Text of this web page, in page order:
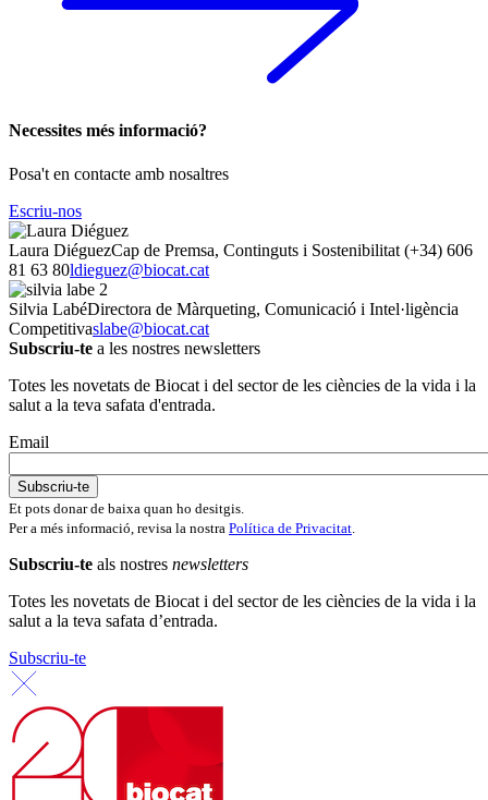
Necessites més informació?
Posa't en contacte amb nosaltres
Escriu-nos
Laura DiéguezCap de Premsa, Continguts i Sostenibilitat (+34) 606
81 63 80ldieguez@biocat.cat
Silvia LabéDirectora de Màrqueting, Comunicació i Intel·ligència
Competitivaslabe@biocat.cat
Subscriu-te a les nostres newsletters
Totes les novetats de Biocat i del sector de les ciències de la vida i la
salut a la teva safata d'entrada.
Email
Et pots donar de baixa quan ho desitgis.
Per a més informació, revisa la nostra Política de Privacitat
Subscriu-te als nostres newsletters
Totes les novetats de Biocat i del sector de les ciències de la vida i la
salut a la teva safata d’entrada.
Subscriu-te